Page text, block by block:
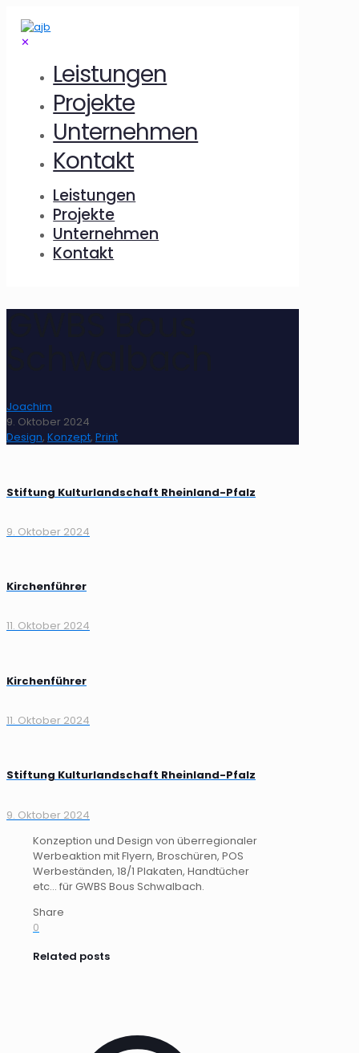
✕
Leistungen
Projekte
Unternehmen
Kontakt
Leistungen
Projekte
Unternehmen
Kontakt
GWBS Bous
Joachim
9. Oktober 2024
Design, Konzept, Print
Stiftung Kulturlandschaft Rheinland-Pfalz
9. Oktober 2024
Kirchenführer
11. Oktober 2024
Kirchenführer
11. Oktober 2024
Stiftung Kulturlandschaft Rheinland-Pfalz
9. Oktober 2024
Konzeption und Design von überregionaler
Werbeaktion mit Flyern, Broschüren, POS
Werbeständen, 18/1 Plakaten, Handtücher
etc... für GWBS Bous Schwalbach.
Share
0
Related posts